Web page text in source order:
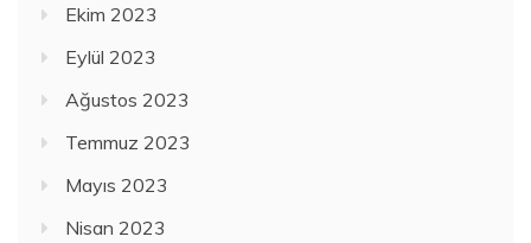
Ekim 2023
Eylül 2023
Ağustos 2023
Temmuz 2023
Mayıs 2023
Nisan 2023